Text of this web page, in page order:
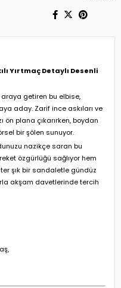
Yırtmaç Detaylı Desenli
getiren bu elbise,
aday. Zarif ince askıları ve
ön plana çıkarırken, boydan
bir şölen sunuyor.
nazikçe saran bu
özgürlüğü sağlıyor hem
şık bir sandaletle gündüz
akşam davetlerinde tercih